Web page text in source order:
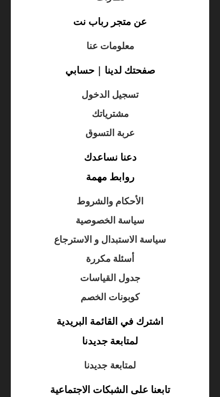
عن متجر رباب نت
معلومات عنا
صفحتك لدينا | حسابي
تسجيل الدخول
مشترياتك
عربة التسوق
دعنا نساعدك
روابط مهمة
الأحكام والشروط
سياسة الخصوصية
سياسة الاستبدال و الاسترجاع
أسئلة مكررة
جدول القياسات
كوبونات الخصم
اشترك في القائمة البريدية
لمتابعة جديدنا
لمتابعة جديدنا
تابعنا على الشبكات الاجتماعية